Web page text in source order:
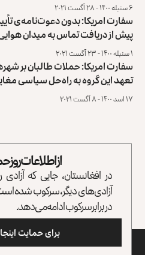
۶ سنبله ۱۴۰۰ - ۲۸ آگست ۲۰۲۱
سفارت امریکا: بدون دعوت‌نامه‌ی
پیش از دریافت تماس به میدان
۱ سنبله ۱۴۰۰ - ۲۳ آگست ۲۰۲۱
سفارت امریکا: حملات طالبان بر
تعهد این گروه به راه‌حل سیاسی
۱۷ اسد ۱۴۰۰ - ۸ آگست ۲۰۲۱
از اطلاعات
در افغانستان، جایی که آزادی
آزادی‌های دیگر، سرکوب شده
در برابر سرکوب ادامه می‌دهد.
برای حمایت